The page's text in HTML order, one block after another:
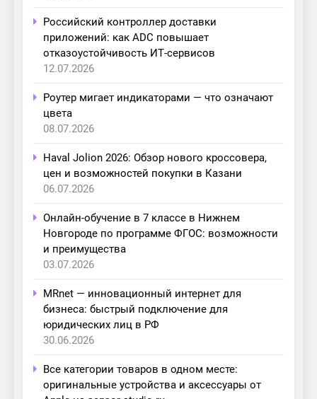
Российский контроллер доставки
приложений: как ADC повышает
отказоустойчивость ИТ-сервисов
12.07.2026
Роутер мигает индикаторами — что означают
цвета
08.07.2026
Haval Jolion 2026: Обзор нового кроссовера,
цен и возможностей покупки в Казани
06.07.2026
Онлайн-обучение в 7 классе в Нижнем
Новгороде по программе ФГОС: возможности
и преимущества
03.07.2026
MRnet — инновационный интернет для
бизнеса: быстрый подключение для
юридических лиц в РФ
30.06.2026
Все категории товаров в одном месте:
оригинальные устройства и аксессуары от